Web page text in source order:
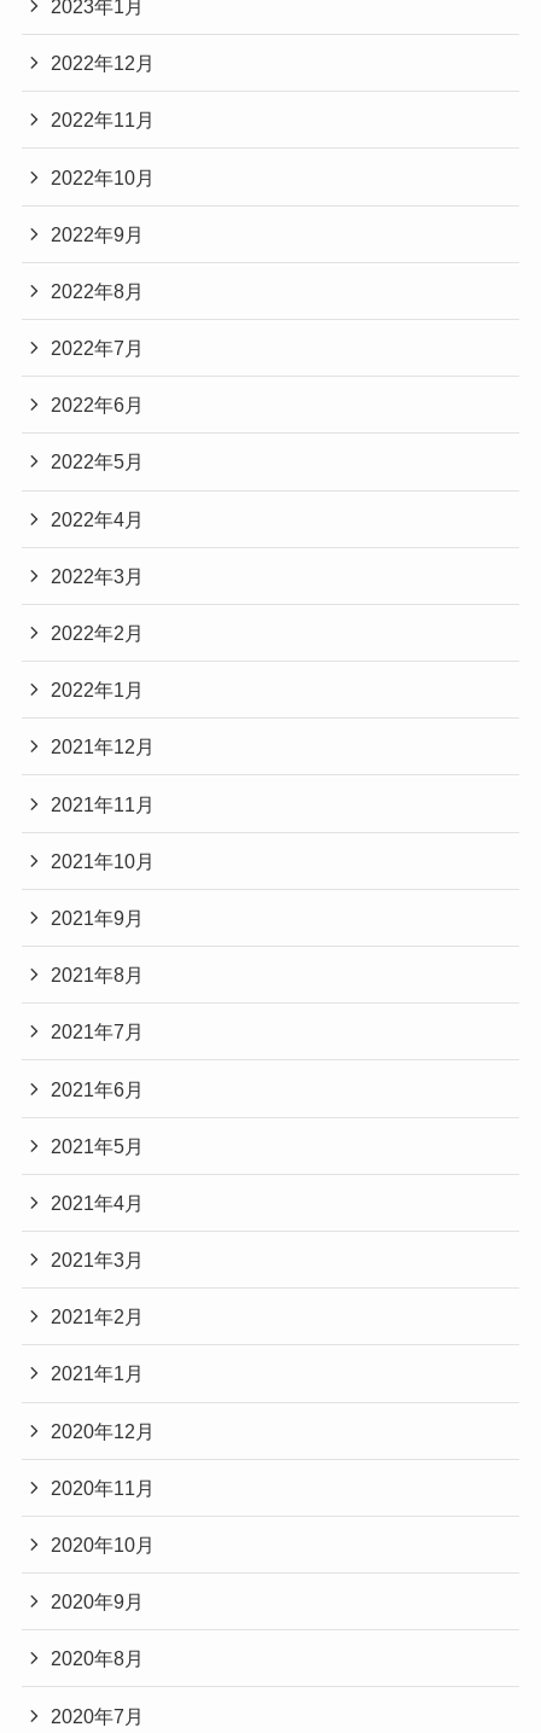
2023年1月
2022年12月
2022年11月
2022年10月
2022年9月
2022年8月
2022年7月
2022年6月
2022年5月
2022年4月
2022年3月
2022年2月
2022年1月
2021年12月
2021年11月
2021年10月
2021年9月
2021年8月
2021年7月
2021年6月
2021年5月
2021年4月
2021年3月
2021年2月
2021年1月
2020年12月
2020年11月
2020年10月
2020年9月
2020年8月
2020年7月